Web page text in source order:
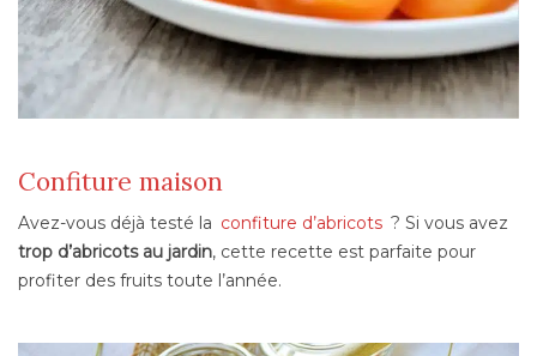
Confiture maison
Avez-vous déjà testé la confiture d’abricots ? Si vous avez
trop d’abricots au jardin, cette recette est parfaite pour
profiter des fruits toute l’année.